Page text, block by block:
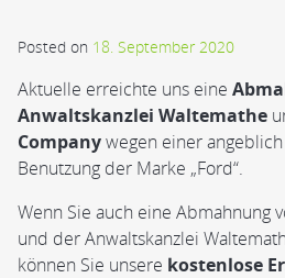
Posted on 18. September 2020
Aktuelle erreichte uns eine
Anwaltskanzlei Waltemathe
Companywegen einer
Benutzung der Marke „Ford“.
Wenn Sie auch eine Abmahnung
und der Anwaltskanzlei
können Sie unsere kostenlose